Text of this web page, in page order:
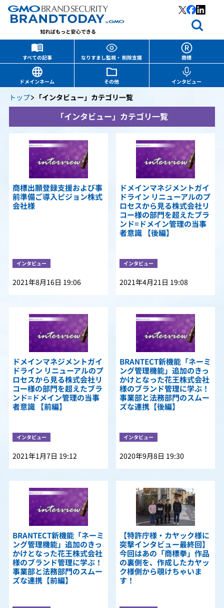
すべての記事 なりすまし監視・ 削除支援
商標
ドメインネーム
その他 インタビュー
トップ 「インタビュー」カテゴリ一覧
「インタビュー」カテゴリ一覧
商標出願登録支援および事
前準備ご導入ピジョン株式
会社様
インタビュー
2021年8月16日 19:06
ドメインマネジメントガイ
ドライン リニューアルのプ
ロセスから見る株式会社リ
コー様の部門を超えたブラ
ンド=ドメイン管理の当事
者意識 【後編】
インタビュー
2021年4月21日 19:08
ドメインマネジメントガイ
ドライン リニューアルのプ
ロセスから見る株式会社リ
コー様の部門を超えたブラ
ンド=ドメイン管理の当事
者意識 【前編】
インタビュー
2021年1月7日 19:12
BRANTECT新機能「ネーミ
ング管理機能」追加のきっ
かけとなった花王株式会社
様のブランド管理に学ぶ！
事業部と法務部門のスムー
ズな連携【後編】
インタビュー
2020年9月8日 19:30
BRANTECT新機能「ネーミ
ング管理機能」追加のきっ
かけとなった花王株式会社
様のブランド管理に学ぶ！
事業部と法務部門のスムー
ズな連携【前編】
【特許庁様・カヤック様に
突撃インタビュー最終回】
今回はあの「商標拳」作品
の裏側を、作成したカヤッ
ク様側から覗けちゃいま
す！